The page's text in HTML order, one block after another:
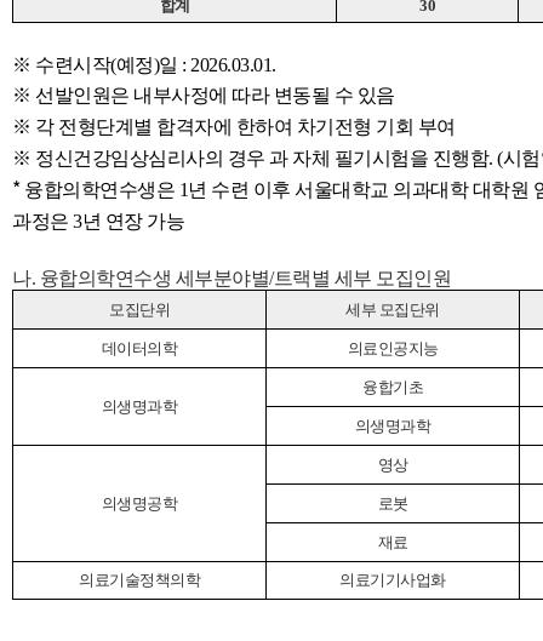
합계
30
※ 수련시작(예정)일 : 2026.03.01.
※ 선발인원은 내부사정에 따라 변동될 수 있음
※ 각 전형단계별 합격자에 한하여 차기전형 기회 부여
※ 정신건강임상심리사의 경우 과 자체 필기시험을 진행함. (시험
* 융합의학연수생은 1년 수련 이후 서울대학교 의과대학 대학원
과정은 3년 연장 가능
나. 융합의학연수생 세부분야별/트랙별 세부 모집인원
모집단위 세부 모집단위
데이터의학 의료인공지능
의생명과학
융합기초
의생명과학
의생명공학
영상
로봇
재료
의료기술정책의학 의료기기사업화